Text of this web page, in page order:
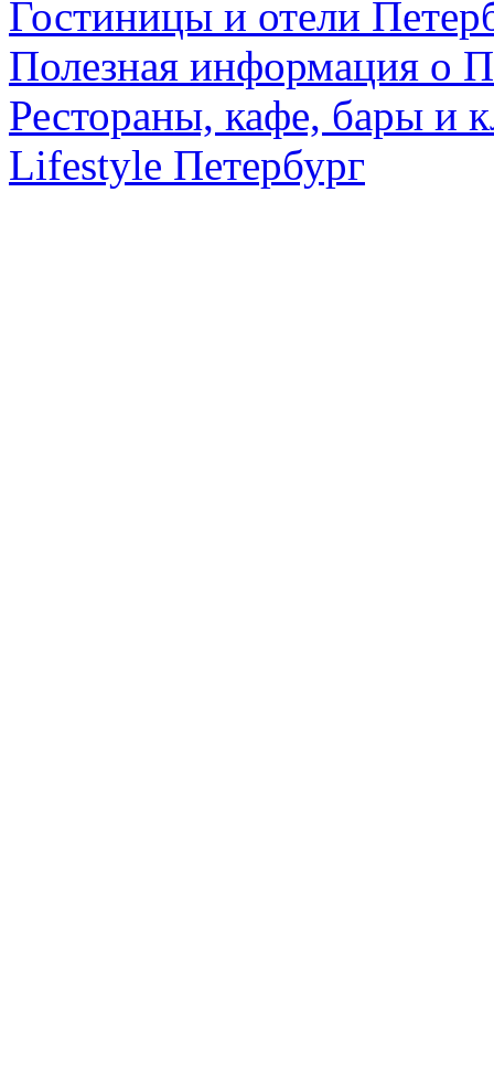
Гостиницы и отели
Полезная информация о
Рестораны, кафе, бары и
Lifestyle Петербург